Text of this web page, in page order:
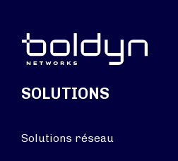
SOLUTIONS
Solutions réseau